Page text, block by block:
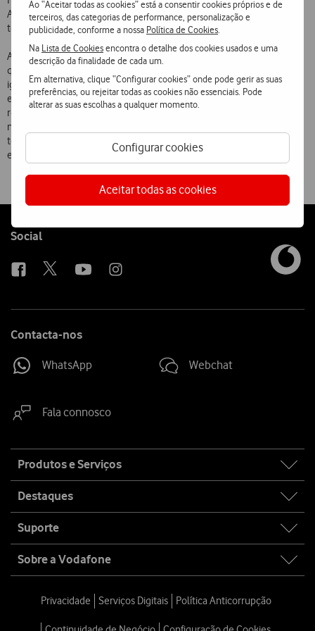
Ao “Aceitar todas as cookies” está a consentir cookies próprios e de
terceiros, das categorias de performance, personalização e
publicidade, conforme a nossa Política de Cookies
Na Lista de Cookiesencontra o detalhe dos cookies usados e uma
descrição da finalidade de cada um.
Em alternativa, clique “Configurar cookies” onde pode gerir as suas
preferências, ou rejeitar todas as cookies não essenciais. Pode
alterar as suas escolhas a qualquer momento.
Configurar cookies
Aceitar todas as cookies
Autónoma da Madeira. Brevemente será alargado ao restante
território nacional, com cobertura Telecel.
A Telecel é o único operador nacional a disponibilizar este serviço,
que é totalmente gratuito para todos os seus Clientes. Pode
igualmente ser utilizado pelos visitantes estrangeiros que se
encontrem em «roaming» no nosso país, desde que estejam
registados na rede Telecel. Para aceder ao serviço, é apenas
necessário dispor de um equipamento que suporte difusão celular,
ter o serviço activado no telefone, ter seleccionado o canal correcto,
estar na área de difusão e ter o telefone ligado.
Follow
Social
Contacta-nos
WhatsApp Webchat
Fala connosco
map
Produtos e Serviços
Destaques
Suporte
Sobre a Vodafone
Privacidade Serviços Digitais Política Anticorrupção